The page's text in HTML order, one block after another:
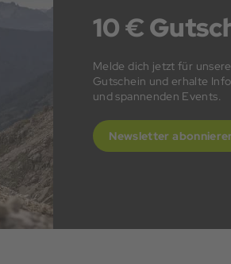
10 €
Melde dich jetzt für
Gutschein und erhalte
und spannenden Events.
Newsletter